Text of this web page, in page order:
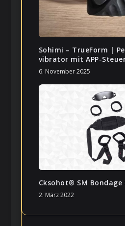
Sohimi – TrueForm |
vibrator mit APP-
6. November 2025
Cksohot® SM Bondage
2. März 2022